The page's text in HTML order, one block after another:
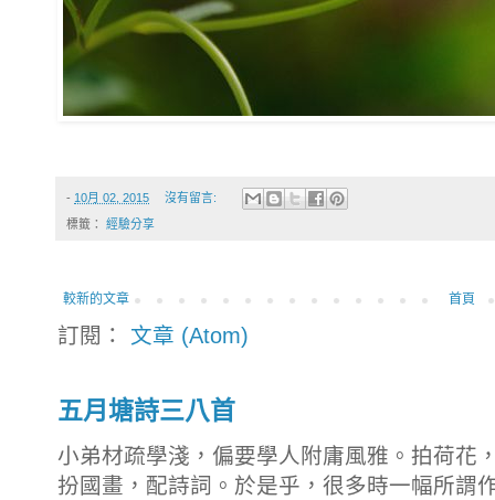
- 10月 02, 2015 沒有留言:
標籤： 經驗分享
較新的文章 首頁
訂閱： 文章 (Atom)
五月塘詩三八首
小弟材疏學淺，偏要學人附庸風雅。拍荷花
扮國畫，配詩詞。於是乎，很多時一幅所謂